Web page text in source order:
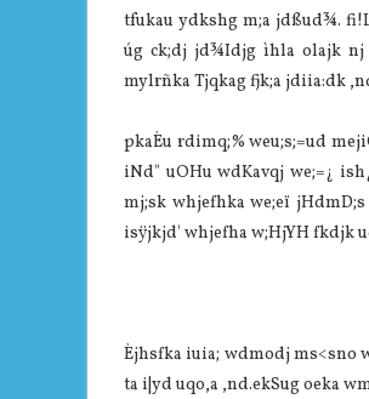
tfukau ydkshg m;a jdßud¾.
úg ck;dj jd¾Idjg ìhla olajk nj
mylrñka Tjqkag fjk;a jdiia:dk
pkaÈu rdimq;% weu;s;=ud
iNd" uOHu wdKavqj we;=¿
mj;sk whjefhka we;eï
isÿjkjd' whjefha w;HjYH fkdjk
Èjhsfka iuia; wdmodj ms<sno
ta i|yd uqo,a ,nd.ekSug oeka